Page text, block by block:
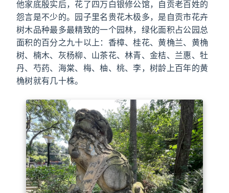
他家底殷实后，花了四万白银修公馆，自贡老百姓的
怨言是不少的。园子里名贵花木极多，是自贡市花卉
树木品种最多最精致的一个园林，绿化面积占公园总
面积的百分之九十以上：香樟、桂花、黄桷兰、黄桷
树、楠木、灰杨柳、山茶花、林青、金桔、兰惠、牡
丹、芍药、海棠、梅、柚、桃、李，树龄上百年的黄
桷树就有几十株。